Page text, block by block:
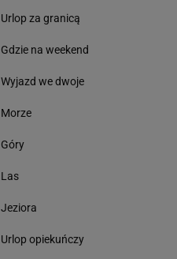
Urlop za granicą
Gdzie na weekend
Wyjazd we dwoje
Morze
Góry
Las
Jeziora
Urlop opiekuńczy